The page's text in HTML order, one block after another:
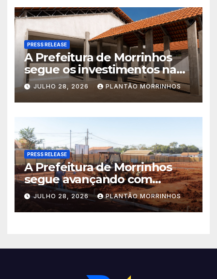
PRESS RELEASE
A Prefeitura de Morrinhos
segue os investimentos na
educação. A obra da Escola
Municipal Eudóxio de
Figueiredo avança em ritmo
acelerado e já ganha forma.
JULHO 28, 2026 PLANTÃO MORRINHOS
PRESS RELEASE
A Prefeitura de Morrinhos
segue avançando com
importantes investimentos
no Setor Arca de Noé.
JULHO 28, 2026 PLANTÃO MORRINHOS